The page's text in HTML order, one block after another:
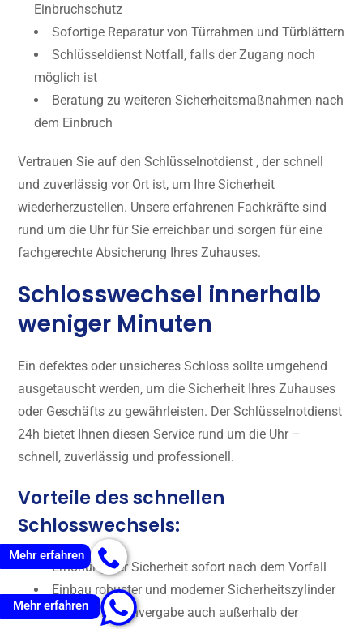
Einbruchschutz
Sofortige Reparatur von Türrahmen und Türblättern
Schlüsseldienst Notfall, falls der Zugang noch
möglich ist
Beratung zu weiteren Sicherheitsmaßnahmen nach
dem Einbruch
Vertrauen Sie auf den Schlüsselnotdienst , der schnell
und zuverlässig vor Ort ist, um Ihre Sicherheit
wiederherzustellen. Unsere erfahrenen Fachkräfte sind
rund um die Uhr für Sie erreichbar und sorgen für eine
fachgerechte Absicherung Ihres Zuhauses.
Schlosswechsel innerhalb
weniger Minuten
Ein defektes oder unsicheres Schloss sollte umgehend
ausgetauscht werden, um die Sicherheit Ihres Zuhauses
oder Geschäfts zu gewährleisten. Der Schlüsselnotdienst
24h bietet Ihnen diesen Service rund um die Uhr –
schnell, zuverlässig und professionell.
Vorteile des schnellen
Schlosswechsels:
Erhöhung der Sicherheit sofort nach dem Vorfall
Einbau robuster und moderner Sicherheitszylinder
Flexible Terminvergabe auch außerhalb der
Mehr erfahren
Mehr erfahren